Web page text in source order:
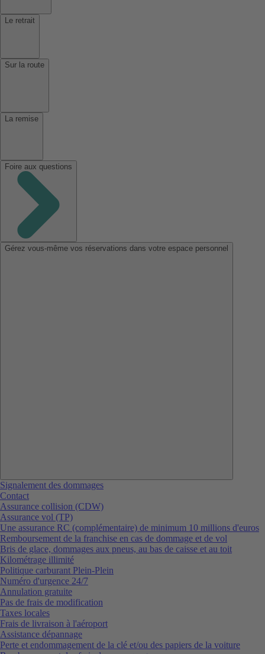
Le retrait
Sur la route
La remise
Foire aux questions
Gérez vous-même vos réservations dans votre espace personnel
Signalement des dommages
Contact
Assurance collision (CDW)
Assurance vol (TP)
Une assurance RC (complémentaire) de minimum 10 millions d'euros
Remboursement de la franchise en cas de dommage et de vol
Bris de glace, dommages aux pneus, au bas de caisse et au toit
Kilométrage illimité
Politique carburant Plein-Plein
Numéro d'urgence 24/7
Annulation gratuite
Pas de frais de modification
Taxes locales
Frais de livraison à l'aéroport
Assistance dépannage
Perte et endommagement de la clé et/ou des papiers de la voiture